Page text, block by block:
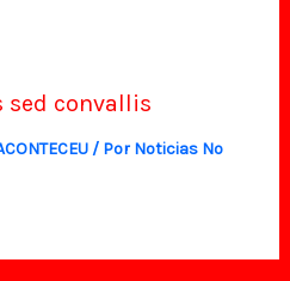
sed convallis
/ Por Noticias No